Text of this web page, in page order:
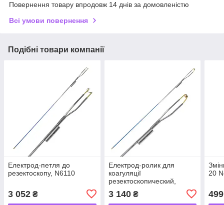
Повернення товару впродовж 14 днів за домовленістю
Всі умови повернення
Подібні товари компанії
Електрод-петля до
резектоскопу, N6110
3 052 ₴
Електрод-ролик для
коагуляції
резектоскопический,
3 140₴
20
499